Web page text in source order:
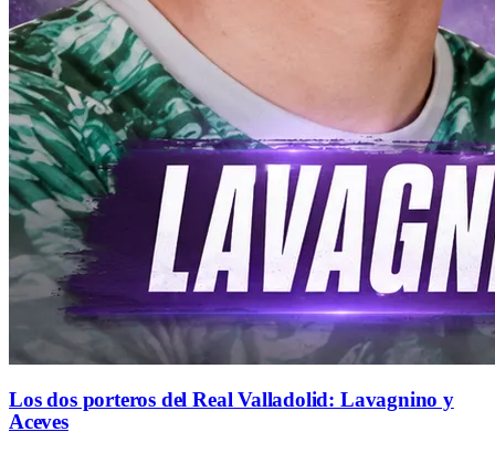
Los dos porteros del Real Valladolid: Lavagnino y
Aceves